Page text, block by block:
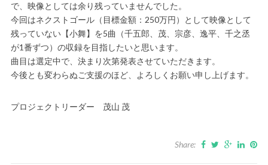
で、映像としては余り残っていませんでした。
今回はネクストゴール（目標金額：250万円）として映像として
残っていない【小舞】を5曲（千五郎、茂、宗彦、逸平、千之丞
が1番ずつ）の収録を目指したいと思います。
曲目は選定中で、決まり次第発表させていただきます。
今後とも変わらぬご支援のほど、よろしくお願い申し上げます。
プロジェクトリーダー 茂山 茂
Share: